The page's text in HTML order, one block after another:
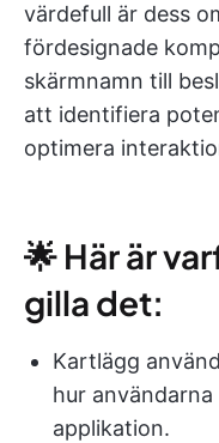
värdefull är dess
fördesignade
skärmnamn till
att identifiera
optimera
🌟 Här är
gilla det:
Kartlägg
hur
applikation.